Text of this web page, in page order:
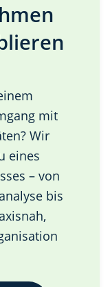
mit
Wir
eines
– von
bis